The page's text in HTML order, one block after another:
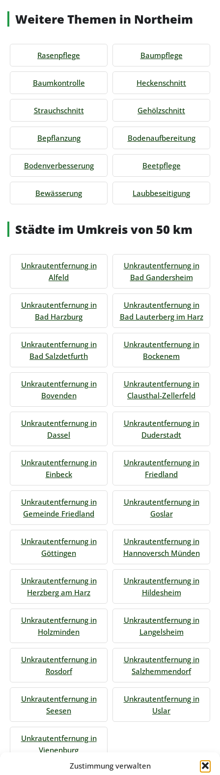
Zustimmung verwalten
Weitere Themen in Northeim
Rasenpflege Baumpflege
Baumkontrolle Heckenschnitt
Strauchschnitt Gehölzschnitt
Bepflanzung Bodenaufbereitung
Bodenverbesserung Beetpflege
Bewässerung Laubbeseitigung
Städte im Umkreis von 50 km
Unkrautentfernung in
Alfeld
Unkrautentfernung in
Bad Gandersheim
Unkrautentfernung in
Bad Harzburg
Unkrautentfernung in
Bad Lauterberg im Harz
Unkrautentfernung in
Bad Salzdetfurth
Unkrautentfernung in
Bockenem
Unkrautentfernung in
Bovenden
Unkrautentfernung in
Clausthal-Zellerfeld
Unkrautentfernung in
Dassel
Unkrautentfernung in
Duderstadt
Unkrautentfernung in
Einbeck
Unkrautentfernung in
Friedland
Unkrautentfernung in
Gemeinde Friedland
Unkrautentfernung in
Goslar
Unkrautentfernung in
Göttingen
Unkrautentfernung in
Hannoversch Münden
Unkrautentfernung in
Herzberg am Harz
Unkrautentfernung in
Hildesheim
Unkrautentfernung in
Holzminden
Unkrautentfernung in
Langelsheim
Unkrautentfernung in
Rosdorf
Unkrautentfernung in
Salzhemmendorf
Unkrautentfernung in
Seesen
Unkrautentfernung in
Uslar
Unkrautentfernung in
Vienenburg